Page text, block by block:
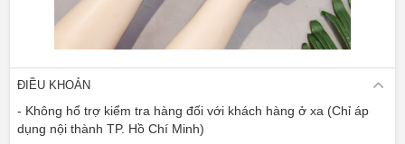
- Không hổ trợ kiểm tra hàng đối với khách hàng ở xa (Chỉ áp
dụng nội thành TP. Hồ Chí Minh)
- Hàng mua rồi miễn đổi trả lại , chỉ nhận đổi trả trong trường
hợp hàng bị lỗi do sản xuất, không vừa Size, không nhận đổi trả